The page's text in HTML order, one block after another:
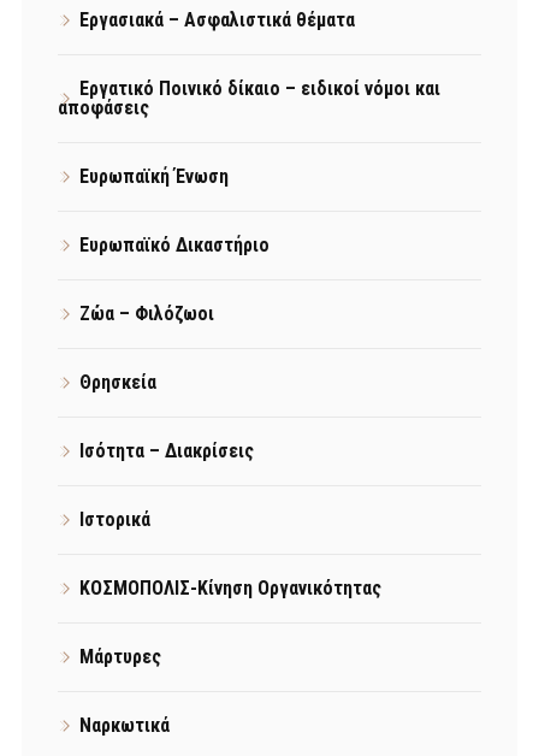
Εργασιακά – Ασφαλιστικά θέματα
Εργατικό Ποινικό δίκαιο – ειδικοί νόμοι και
αποφάσεις
Ευρωπαϊκή Ένωση
Ευρωπαϊκό Δικαστήριο
Ζώα – Φιλόζωοι
Θρησκεία
Ισότητα – Διακρίσεις
Ιστορικά
ΚΟΣΜΟΠΟΛΙΣ-Κίνηση Οργανικότητας
Μάρτυρες
Ναρκωτικά